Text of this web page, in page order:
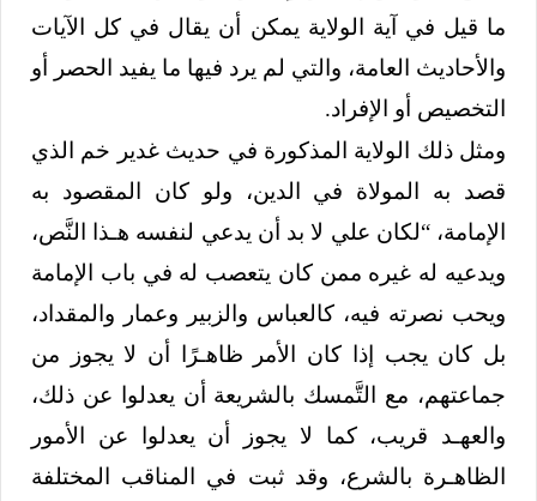
ما قيل في آية الولاية يمكن أن يقال في كل الآيات
والأحاديث العامة، والتي لم يرد فيها ما يفيد الحصر أو
التخصيص أو الإفراد.
ومثل ذلك الولاية المذكورة في حديث غدير خم الذي
قصد به المولاة في الدين، ولو كان المقصود به
الإمامة، “لكان علي لا بد أن يدعي لنفسه هـذا النَّص،
ويدعيه له غيره ممن كان يتعصب له في باب الإمامة
ويحب نصرته فيه، كالعباس والزبير وعمار والمقداد،
بل كان يجب إذا كان الأمر ظاهـرًا أن لا يجوز من
جماعتهم، مع التَّمسك بالشريعة أن يعدلوا عن ذلك،
والعهـد قريب، كما لا يجوز أن يعدلوا عن الأمور
الظاهـرة بالشرع، وقد ثبت في المناقب المختلفة